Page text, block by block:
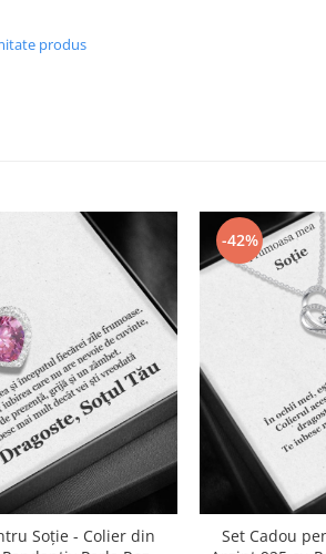
produs
Soție - Colier din
-42%
Set Cadou